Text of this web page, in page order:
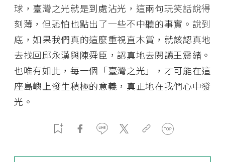
球，臺灣之光就是到處沾光，這兩句玩笑話說得
刻薄，但恐怕也點出了一些不中聽的事實。說到
底，如果我們真的這麼重視直木賞，就該認真地
去找回邱永漢與陳舜臣，認真地去閱讀王震緒。
也唯有如此，每一個「臺灣之光」，才可能在這
座島嶼上發生積極的意義，真正地在我們心中發
光。